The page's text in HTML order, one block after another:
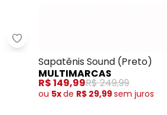
Perfecta - Tênis Masculino
Sapatênis Sound (Preto)
MULTIMARCAS
R$ 149,99R$ 249,99
ou 5xde R$ 29,99sem juros